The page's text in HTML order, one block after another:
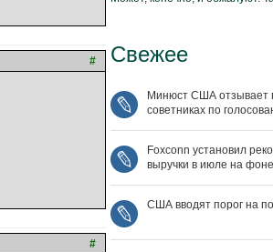
#
#
Свежее
Минюст США отзывает
советниках по
Foxconn установил
выручки в июле на
США вводят порог на